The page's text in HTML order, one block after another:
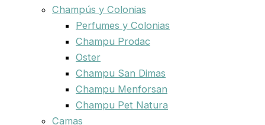
Champús y Colonias
Perfumes y Colonias
Champu Prodac
Oster
Champu San Dimas
Champu Menforsan
Champu Pet Natura
Camas